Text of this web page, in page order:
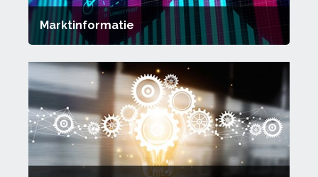
Marktinformatie